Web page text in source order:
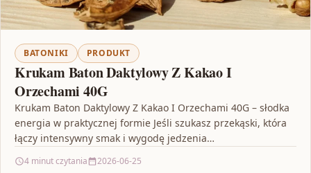
BATONIKI PRODUKT
Krukam Baton Daktylowy Z Kakao I
Orzechami 40G
Krukam Baton Daktylowy Z Kakao I Orzechami 40G – słodka
energia w praktycznej formie Jeśli szukasz przekąski, która
łączy intensywny smak i wygodę jedzenia…
4 minut czytania 2026-06-25